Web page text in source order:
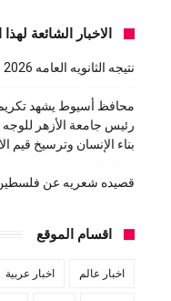
الاخبار الشائعة
نتيجه الثانويه العامه 2026 بالاسم ورقم الجلوس
محافظ أسيوط يشهد تكريم
رئيس جامعة الأزهر للوجه
بناء الإنسان وترسيخ قيم
قصيده شعريه عن
اقسام الموقع
اخبار عالم اخبار عربية